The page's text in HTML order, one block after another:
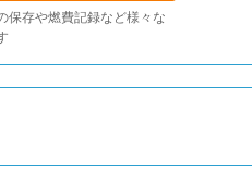
保存や燃費記録など様々な